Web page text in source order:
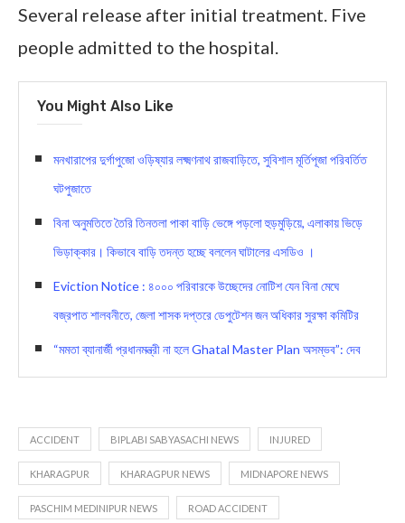
Several release after initial treatment. Five
people admitted to the hospital.
You Might Also Like
মনখারাপের দুর্গাপুজো ওড়িষ্যার লক্ষ্মণনাথ রাজবাড়িতে, সুবিশাল মূর্তিপূজা পরিবর্তিত
ঘটপুজাতে
বিনা অনুমতিতে তৈরি তিনতলা পাকা বাড়ি ভেঙ্গে পড়লো হুড়মুড়িয়ে, এলাকায় ভিড়ে
ভিড়াক্কার। কিভাবে বাড়ি তদন্ত হচ্ছে বললেন ঘাটালের এসডিও ।
Eviction Notice : ৪০০০ পরিবারকে উচ্ছেদের নোটিশ যেন বিনা মেঘে
বজ্রপাত শালবনীতে, জেলা শাসক দপ্তরে ডেপুটেশন জন অধিকার সুরক্ষা কমিটির
“মমতা ব্যানার্জী প্রধানমন্ত্রী না হলে Ghatal Master Plan অসম্ভব”: দেব
ACCIDENT BIPLABI SABYASACHI NEWS INJURED
KHARAGPUR KHARAGPUR NEWS MIDNAPORE NEWS
PASCHIM MEDINIPUR NEWS ROAD ACCIDENT